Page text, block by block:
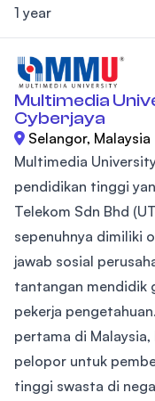
1 year
Multimedia
Cyberjaya
Selangor, Malaysia
Multimedia
pendidikan tinggi
Telekom Sdn Bhd
sepenuhnya dimiliki
jawab sosial
tantangan mendidik
pekerja
pertama di
pelopor untuk
tinggi swasta di